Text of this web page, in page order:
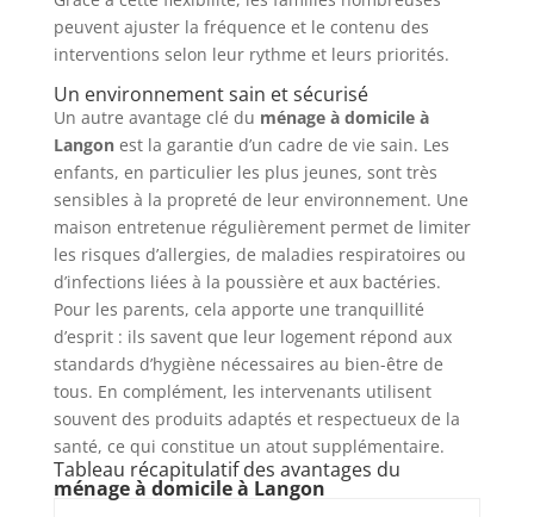
peuvent ajuster la fréquence et le contenu des
interventions selon leur rythme et leurs priorités.
Un environnement sain et sécurisé
Un autre avantage clé du ménage à domicile à
Langonest la garantie d’un cadre de vie sain. Les
enfants, en particulier les plus jeunes, sont très
sensibles à la propreté de leur environnement. Une
maison entretenue régulièrement permet de limiter
les risques d’allergies, de maladies respiratoires ou
d’infections liées à la poussière et aux bactéries.
Pour les parents, cela apporte une tranquillité
d’esprit : ils savent que leur logement répond aux
standards d’hygiène nécessaires au bien-être de
tous. En complément, les intervenants utilisent
souvent des produits adaptés et respectueux de la
santé, ce qui constitue un atout supplémentaire.
Tableau récapitulatif des avantages du
ménage à domicile à Langon